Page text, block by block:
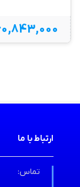
ارتباط با ما
تماس: